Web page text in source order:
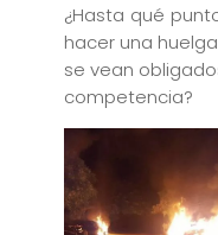
¿Hasta qué
hacer una
se vean
competencia?